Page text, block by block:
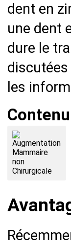
dent en
une dent
dure le
les